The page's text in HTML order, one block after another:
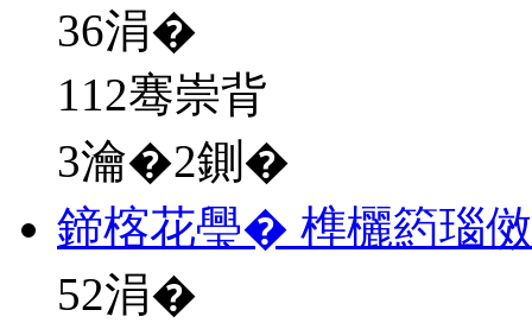
36涓�
112骞崇背
3瀹�2鍘�
鍗楁花璺� 榫欐箹瑙
52涓�